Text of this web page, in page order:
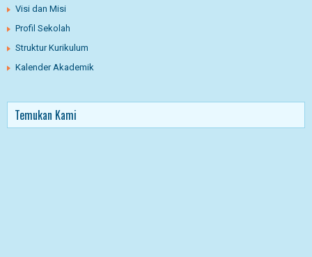
Visi dan Misi
Profil Sekolah
Struktur Kurikulum
Kalender Akademik
Temukan Kami